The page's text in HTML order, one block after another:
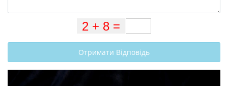
Отримати Відповідь